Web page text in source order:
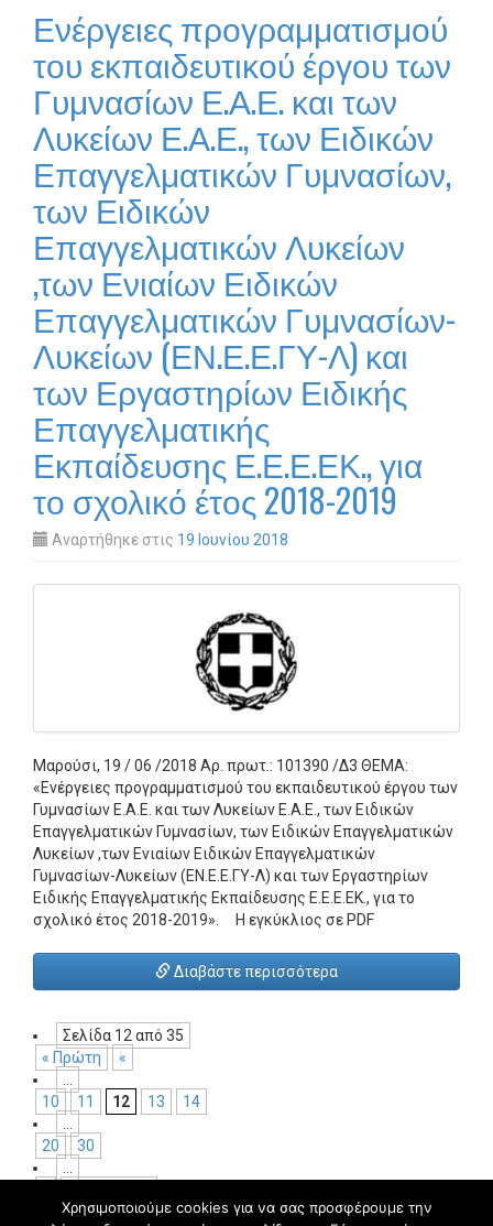
Ενέργειες προγραμματισμού
του εκπαιδευτικού έργου των
Γυμνασίων Ε.Α.Ε. και των
Λυκείων Ε.Α.Ε., των Ειδικών
Επαγγελματικών Γυμνασίων,
των Ειδικών
Επαγγελματικών Λυκείων
,των Ενιαίων Ειδικών
Επαγγελματικών Γυμνασίων-
Λυκείων (ΕΝ.Ε.Ε.ΓΥ-Λ) και
των Εργαστηρίων Ειδικής
Επαγγελματικής
Εκπαίδευσης Ε.Ε.Ε.ΕΚ., για
το σχολικό έτος 2018-2019
Αναρτήθηκε στις 19 Ιουνίου 2018
Μαρούσι, 19 / 06 /2018 Αρ. πρωτ.: 101390 /Δ3 ΘΕΜΑ:
«Ενέργειες προγραμματισμού του εκπαιδευτικού έργου των
Γυμνασίων Ε.Α.Ε. και των Λυκείων Ε.Α.Ε., των Ειδικών
Επαγγελματικών Γυμνασίων, των Ειδικών Επαγγελματικών
Λυκείων ,των Ενιαίων Ειδικών Επαγγελματικών
Γυμνασίων-Λυκείων (ΕΝ.Ε.Ε.ΓΥ-Λ) και των Εργαστηρίων
Ειδικής Επαγγελματικής Εκπαίδευσης Ε.Ε.Ε.ΕΚ., για το
σχολικό έτος 2018-2019». Η εγκύκλιος σε PDF
Διαβάστε περισσότερα
Σελίδα 12 από 35
« Πρώτη
«
10
11 12 13
14
20
30
Χρησιμοποιούμε cookies για να σας προσφέρουμε την